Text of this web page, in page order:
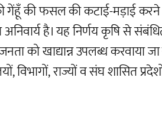
की फसल की कटाई-मड़ाई
है। यह निर्णय कृषि से
को खाद्यान्न उपलब्ध
राज्यों व संघ शासित